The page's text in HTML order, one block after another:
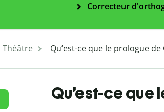
Correcteur
Théâtre Qu’est-ce que le prologue
Qu’est-ce